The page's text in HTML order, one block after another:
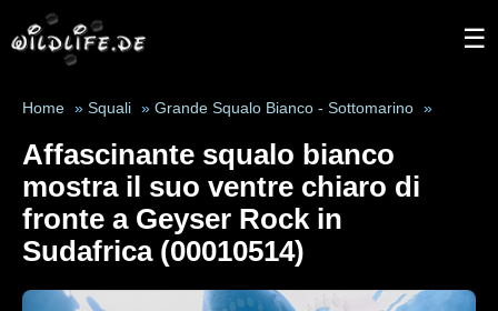
☰
Home » Squali » Grande Squalo Bianco - Sottomarino »
Affascinante squalo bianco
mostra il suo ventre chiaro di
fronte a Geyser Rock in
Sudafrica (00010514)